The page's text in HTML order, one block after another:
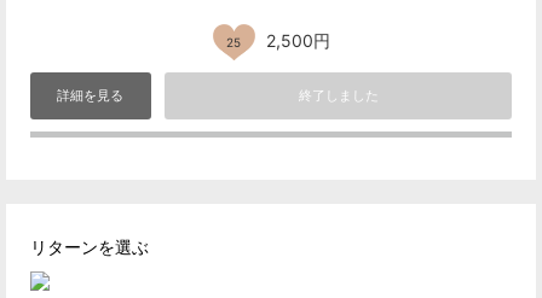
25 2,500円
詳細を見る 終了しました
リターンを選ぶ